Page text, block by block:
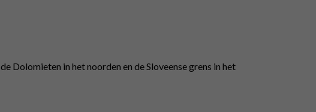
Dolomieten in het noorden en de Sloveense grens in het